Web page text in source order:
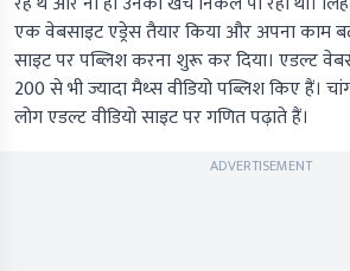
एक वेबसाइट एड्रेस तैयार किया और अपना काम
साइट पर पब्लिश करना शुरू कर दिया। एडल्ट
200 से भी ज्यादा मैथ्स वीडियो पब्लिश किए हैं।
लोग एडल्ट वीडियो साइट पर गणित पढ़ाते हैं।
ADVERTISEMENT